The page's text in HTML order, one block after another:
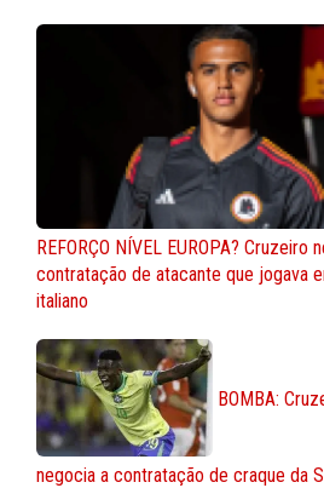
REFORÇO NÍVEL EUROPA? Cruzeiro
contratação de atacante que jogava
italiano
BOMBA:
negocia a contratação de craque da